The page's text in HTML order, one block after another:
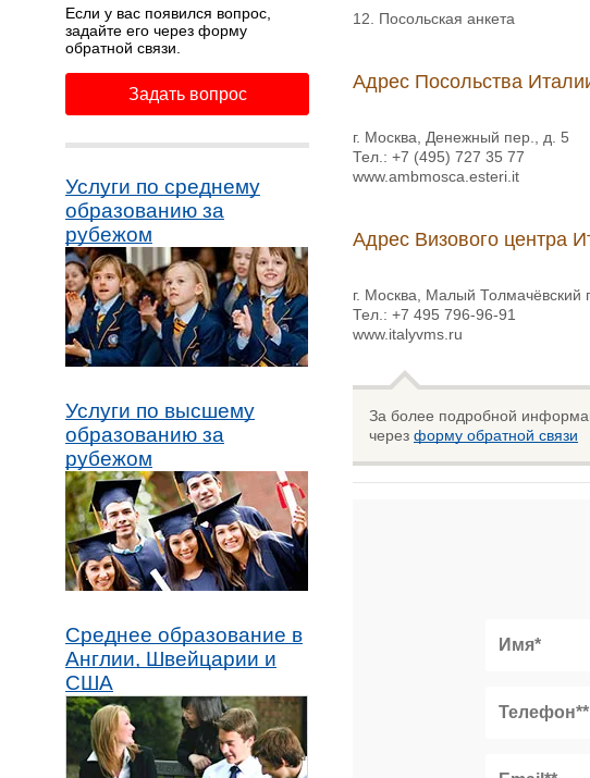
Если у вас появился вопрос,
задайте его через форму
обратной связи.
Задать вопрос
Услуги по среднему
образованию за
рубежом
Услуги по высшему
образованию за
рубежом
Среднее образование в
Англии, Швейцарии и
США
12. Посольская анкета
Адрес Посольства
г. Москва, Денежный пер., д. 5
Тел.: +7 (495) 727 35 77
www.ambmosca.esteri.it
Адрес Визового центра
г. Москва, Малый Толмачёвский
Тел.: +7 495 796-96-91
www.italyvms.ru
За более подробной
через форму обратной связи